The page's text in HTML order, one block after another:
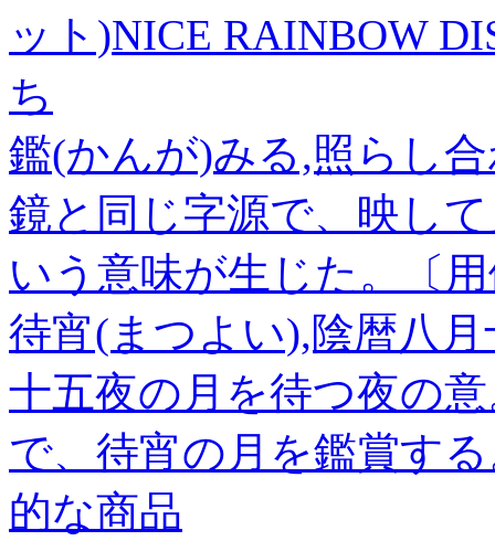
ット)NICE RAINBOW
ち
鑑(かんが)みる,照らし
鏡と同じ字源で、映し
いう意味が生じた。〔
待宵(まつよい),陰暦八
十五夜の月を待つ夜の
で、待宵の月を鑑賞す
的な商品